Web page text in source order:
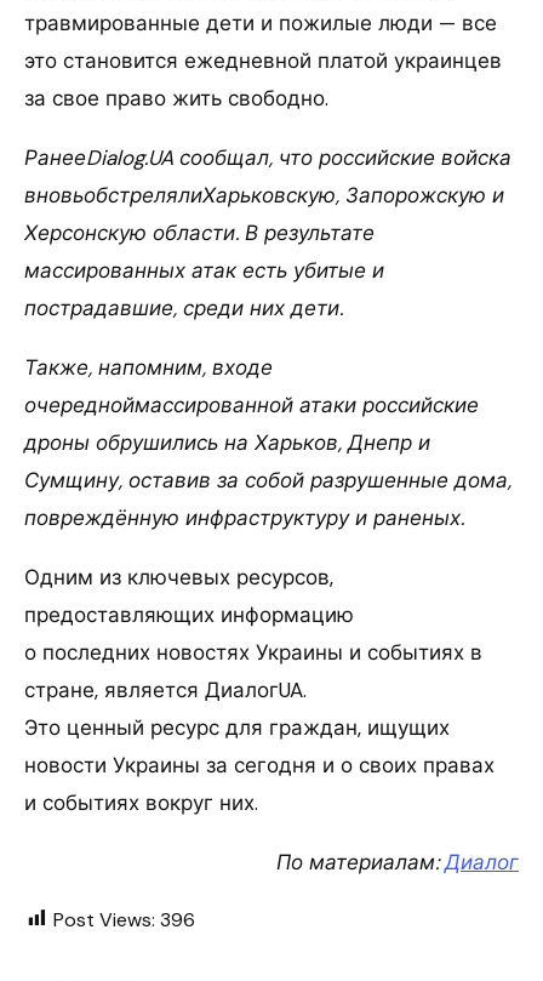
травмированные дети и пожилые люди — все
это становится ежедневной платой украинцев
за свое право жить свободно.
РанееDialog.UA сообщал, что российские войска
вновьобстрелялиХарьковскую, Запорожскую и
Херсонскую области. В результате
массированных атак есть убитые и
пострадавшие, среди них дети.
Также, напомним, входе
очередноймассированной атаки российские
дроны обрушились на Харьков, Днепр и
Сумщину, оставив за собой разрушенные дома,
повреждённую инфраструктуру и раненых.
Одним из ключевых ресурсов,
предоставляющих информацию
о последних новостях Украины и событиях в
стране, является ДиалогUA.
Это ценный ресурс для граждан, ищущих
новости Украины за сегодня и о своих правах
и событиях вокруг них.
По материалам:Диалог
Post Views: 396